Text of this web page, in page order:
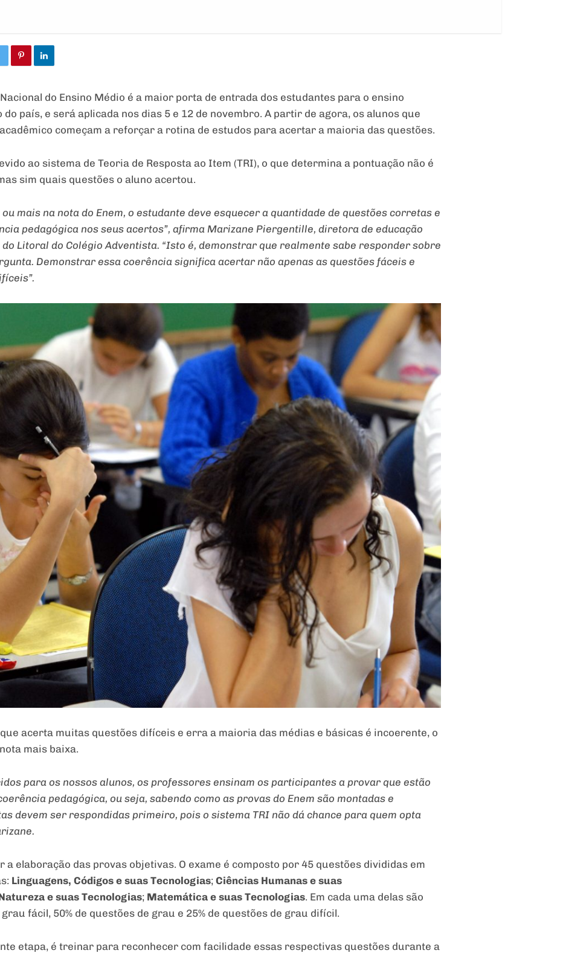
do Ensino Médio é a maior porta de entrada dos estudantes para o ensino
país, e será aplicada nos dias 5 e 12 de novembro. A partir de agora, os alunos que
começam a reforçar a rotina de estudos para acertar a maioria das questões.
ao sistema de Teoria de Resposta ao Item (TRI), o que determina a pontuação não é
sim quais questões o aluno acertou.
mais na nota do Enem, o estudante deve esquecer a quantidade de questões corretas e
pedagógica nos seus acertos”, afirma Marizane Piergentille, diretora de educação
do Litoral do Colégio Adventista. “Isto é, demonstrar que realmente sabe responder sobre
Demonstrar essa coerência significa acertar não apenas as questões fáceis e
acerta muitas questões difíceis e erra a maioria das médias e básicas é incoerente, o
mais baixa.
para os nossos alunos, os professores ensinam os participantes a provar que estão
pedagógica, ou seja, sabendo como as provas do Enem são montadas e
devem ser respondidas primeiro, pois o sistema TRI não dá chance para quem opta
elaboração das provas objetivas. O exame é composto por 45 questões divididas em
Linguagens, Códigos e suas Tecnologias; Ciências Humanas e suas
e suas Tecnologias; Matemática e suas Tecnologias. Em cada uma delas são
fácil, 50% de questões de grau e 25% de questões de grau difícil.
etapa, é treinar para reconhecer com facilidade essas respectivas questões durante a